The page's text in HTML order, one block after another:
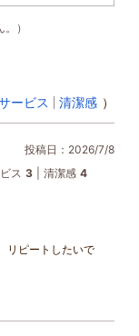
）
ービス 清潔感 ）
投稿日：2026/7/8
ス 3 清潔感 4
リピートしたいで